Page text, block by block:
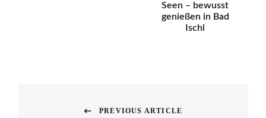
Seen – bewusst
genießen in Bad
Ischl
PREVIOUS ARTICLE